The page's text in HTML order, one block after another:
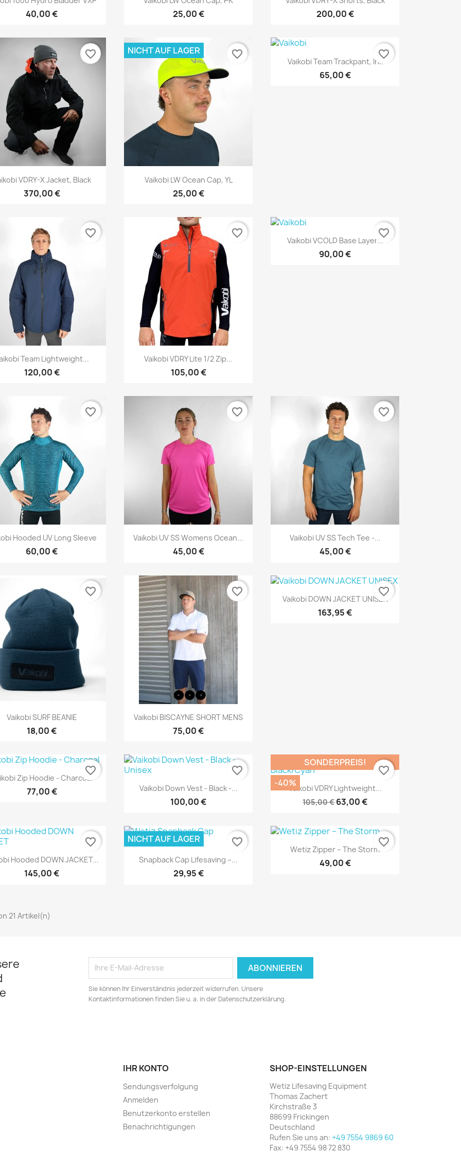
40,00 € 25,00 € 200,00 €
Vorschau
VDRY-X Jacket, Black
370,00 €
favorite_border
Vorschau
Vaikobi LW Ocean Cap, YL
25,00 €
NICHT AUF LAGER favorite_border Vorschau
Vaikobi Team Trackpant, Ink
65,00 €
favorite_border
Vorschau
Team Lightweight...
120,00 €
favorite_border
Vorschau
Vaikobi VDRY Lite 1/2 Zip...
105,00 €
favorite_border Vorschau
Vaikobi VCOLD Base Layer...
90,00 €
favorite_border
Vorschau
Hooded UV Long Sleeve
60,00 €
favorite_border
Vorschau
Vaikobi UV SS Womens Ocean...
45,00 €
favorite_border
Vorschau
Vaikobi UV SS Tech Tee -...
45,00 €
favorite_border
Vorschau
Vaikobi SURF BEANIE
18,00 €
favorite_border
Vorschau
Vaikobi BISCAYNE SHORT MENS
75,00 €
favorite_border Vorschau
Vaikobi DOWN JACKET UNISEX
163,95 €
favorite_border
Vorschau
Zip Hoodie - Charcoal
77,00 €
favorite_border
Vorschau
Vaikobi Down Vest - Black -...
100,00 €
favorite_border
Vorschau
Vaikobi VDRY Lightweight...
105,00 €63,00 €
SONDERPREIS!
-40%
favorite_border
Vorschau
Hooded DOWN JACKET...
145,00 €
favorite_border
Vorschau
Snapback Cap Lifesaving –...
29,95 €
NICHT AUF LAGER favorite_border Vorschau
Wetiz Zipper – The Storm
49,00 €
favorite_border
21 Artikel(n)
Sie können Ihr Einverständnis jederzeit widerrufen. Unsere
Kontaktinformationen finden Sie u. a. in der Datenschutzerklärung.
IHR KONTO
Sendungsverfolgung
Anmelden
Benutzerkonto erstellen
Benachrichtigungen
SHOP-EINSTELLUNGEN
Wetiz Lifesaving Equipment
Thomas Zachert
Kirchstraße 3
88699 Frickingen
Deutschland
Rufen Sie uns an: +49 7554 9869 60
Fax: +49 7554 98 72 830